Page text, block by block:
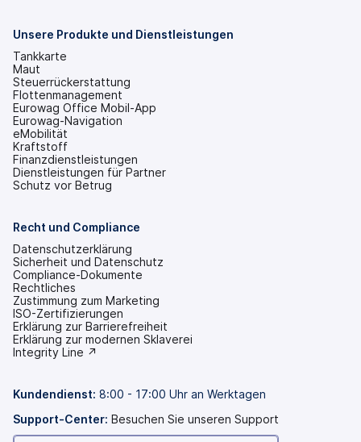
Tab
Unsere Produkte und Dienstleistungen
Tankkarte
Maut
Steuerrückerstattung
Flottenmanagement
Eurowag Office Mobil-App
Eurowag-Navigation
eMobilität
Kraftstoff
Finanzdienstleistungen
Dienstleistungen für Partner
Schutz vor Betrug
Recht und Compliance
Datenschutzerklärung
Sicherheit und Datenschutz
Compliance-Dokumente
Rechtliches
Zustimmung zum Marketing
ISO-Zertifizierungen
Erklärung zur Barrierefreiheit
(wird
in
Tab
Erklärung zur modernen Sklaverei
(wird
neuen
geöffnet)
Integrity Line ↗
Kundendienst: 8:00 - 17:00 Uhr an Werktagen
Support-Center: Besuchen Sie unseren Support